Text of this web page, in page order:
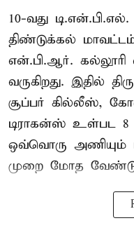
10-வது
திண்டுக்கல்
என்.பி.ஆர். கல்லூரி
வருகிறது. இதில்
சூப்பர் கில்லீஸ்,
டிராகன்ஸ் உள்பட
ஒவ்வொரு அணியும்
முறை மோத